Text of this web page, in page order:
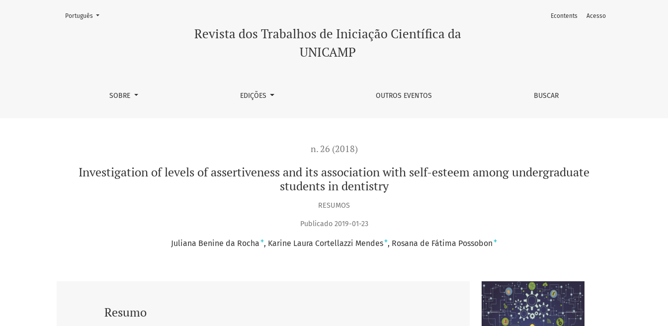
Investigation of levels of assertiveness and its association with self-esteem among undergraduate students in dentistry
Revista dos Trabalhos de Iniciação Científica da
UNICAMP
SOBRE EDIÇÕES OUTROS EVENTOS BUSCAR
Econtents Acesso
Mudar o idioma. O atual é:
Português
n. 26 (2018)
Investigation of levels of assertiveness and its association with self-esteem among undergraduate
students in dentistry
RESUMOS
Publicado 2019-01-23
Juliana Benine da Rocha + Karine Laura Cortellazzi Mendes+ Rosana de Fátima Possobon +
Resumo